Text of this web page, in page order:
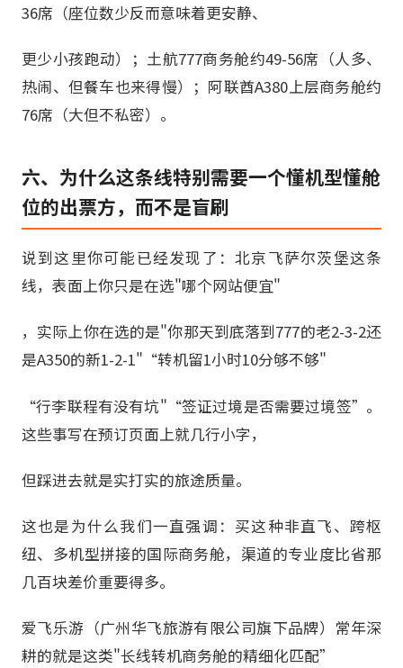
36席（座位数少反而意味着更安静、
更少小孩跑动）；土航777商务舱约49-56席（人多、
热闹、但餐车也来得慢）；阿联酋A380上层商务舱约
76席（大但不私密）。
六、为什么这条线特别需要一个懂机型懂舱
位的出票方，而不是盲刷
说到这里你可能已经发现了：北京飞萨尔茨堡这条
线，表面上你只是在选"哪个网站便宜"
，实际上你在选的是"你那天到底落到777的老2-3-2还
是A350的新1-2-1"“转机留1小时10分够不够"
“行李联程有没有坑"“签证过境是否需要过境签”。
这些事写在预订页面上就几行小字，
但踩进去就是实打实的旅途质量。
这也是为什么我们一直强调：买这种非直飞、跨枢
纽、多机型拼接的国际商务舱，渠道的专业度比省那
几百块差价重要得多。
爱飞乐游（广州华飞旅游有限公司旗下品牌）常年深
耕的就是这类"长线转机商务舱的精细化匹配”